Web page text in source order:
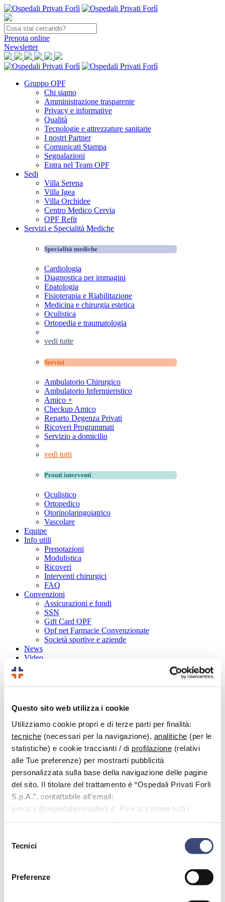
Questo sito web utilizza i cookie
Utilizziamo cookie propri e di terze parti per finalità:
tecniche (necessari per la navigazione), analitiche (per le
statistiche) e cookie traccianti / di profilazione (relativi
alle Tue preferenze) per mostrarti pubblicità
personalizzata sulla base della navigazione delle pagine
del sito. Il titolare del trattamento è “Ospedali Privati Forlì
S.p.A.”, contattabile all'email:
privacy@ospedaliprivatiforli.it. Puoi accettare tutti i
gestire le tue preferenze facendo clic su “Personalizza”.
delTecnici
Preferenze
Prenota online
Newsletter
Gruppo OPF
Chi siamo
Amministrazione trasparente
Privacy e informative
Qualità
Tecnologie e attrezzature sanitarie
I nostri Partner
Comunicati Stampa
Segnalazioni
Entra nel Team OPF
Sedi
Villa Serena
Villa Igea
Villa Orchidee
Centro Medico Cervia
OPF Refit
Servizi e Specialità Mediche
Specialità mediche
Cardiologia
Diagnostica per immagini
Epatologia
Fisioterapia e Riabilitazione
Medicina e chirurgia estetica
Oculistica
Ortopedia e traumatologia
vedi tutte
Servizi
Ambulatorio Chirurgico
Ambulatorio Infermieristico
Amico +
Checkup Amico
Reparto Degenza Privati
Ricoveri Programmati
Servizio a domicilio
vedi tutti
Pronti interventi
Oculistico
Ortopedico
Otorinolaringoiatrico
Vascolare
Equipe
Info utili
Prenotazioni
Modulistica
Ricoveri
Interventi chirurgici
FAQ
Convenzioni
Assicurazioni e fondi
SSN
Gift Card OPF
Opf net Farmacie Convenzionate
Società sportive e aziende
News
Video
Dott.Richeldi Gianni
Ortopedia e traumatologia, Chirurgia plastica
ricostruttiva ed estetica
Specializzato in ortopedia, traumatologia, chirurgia plastica
ricostruttiva ed estetica, il dottor Richeldi vanta una lunga esperienza
in chirurgia elettiva ortopedica protesica, artroscopica del ginocchio